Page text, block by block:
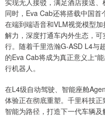
实现无人接驳，满足酒店接送、
同时，Eva Cab还将搭载中国
在端到端语音和VLM视觉模型
解力，深度打通车内外生态，
行。随着千里浩瀚G-ASD L4与
的Eva Cab将成为真正意义上“
行机器人。
在L4级自动驾驶、智能座舱
体验正在彻底重塑。千里科技
智能为路径，打造下一代车辆及